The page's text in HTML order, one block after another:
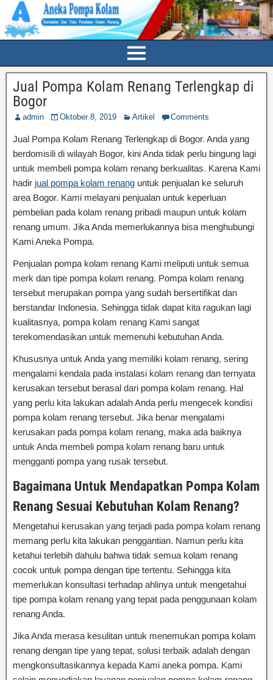
Jual Pompa Kolam Renang Terlengkap di
Bogor
admin Oktober 8, 2019 Artikel Comments
Jual Pompa Kolam Renang Terlengkap di Bogor. Anda yang
berdomisili di wilayah Bogor, kini Anda tidak perlu bingung lagi
untuk membeli pompa kolam renang berkualitas. Karena Kami
hadir jual pompa kolam renang untuk penjualan ke seluruh
area Bogor. Kami melayani penjualan untuk keperluan
pembelian pada kolam renang pribadi maupun untuk kolam
renang umum. Jika Anda memerlukannya bisa menghubungi
Kami Aneka Pompa.
Penjualan pompa kolam renang Kami meliputi untuk semua
merk dan tipe pompa kolam renang. Pompa kolam renang
tersebut merupakan pompa yang sudah bersertifikat dan
berstandar Indonesia. Sehingga tidak dapat kita ragukan lagi
kualitasnya, pompa kolam renang Kami sangat
terekomendasikan untuk memenuhi kebutuhan Anda.
Khususnya untuk Anda yang memiliki kolam renang, sering
mengalami kendala pada instalasi kolam renang dan ternyata
kerusakan tersebut berasal dari pompa kolam renang. Hal
yang perlu kita lakukan adalah Anda perlu mengecek kondisi
pompa kolam renang tersebut. Jika benar mengalami
kerusakan pada pompa kolam renang, maka ada baiknya
untuk Anda membeli pompa kolam renang baru untuk
mengganti pompa yang rusak tersebut.
Bagaimana Untuk Mendapatkan Pompa Kolam
Renang Sesuai Kebutuhan Kolam Renang?
Mengetahui kerusakan yang terjadi pada pompa kolam renang
memang perlu kita lakukan penggantian. Namun perlu kita
ketahui terlebih dahulu bahwa tidak semua kolam renang
cocok untuk pompa dengan tipe tertentu. Sehingga kita
memerlukan konsultasi terhadap ahlinya untuk mengetahui
tipe pompa kolam renang yang tepat pada penggunaan kolam
renang Anda.
Jika Anda merasa kesulitan untuk menemukan pompa kolam
renang dengan tipe yang tepat, solusi terbaik adalah dengan
mengkonsultasikannya kepada Kami aneka pompa. Kami